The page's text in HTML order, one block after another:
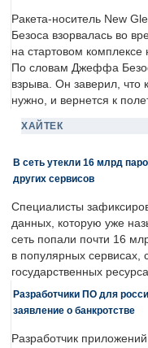
Ракета-носитель New
Безоса взорвалась во
на стартовом
По словам Джеффа
взрыва. Он заверил, что
нужно, и вернется к
ХАЙТЕК
В сеть утекли 16 млрд
других сервисов
Специалисты
данных, которую уже
сеть попали почти 16
в популярных сервисах,
государственных
Разработчики ПО для
заявление о банкротстве
Разработчик